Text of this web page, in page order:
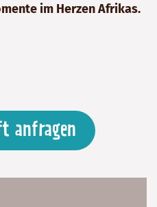
im Herzen Afrikas.
anfragen